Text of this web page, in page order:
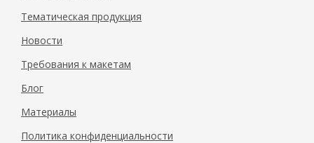
Тематическая продукция
Новости
Требования к макетам
Блог
Материалы
Политика конфиденциальности